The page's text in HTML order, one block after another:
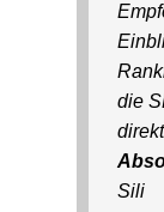
die
Sili